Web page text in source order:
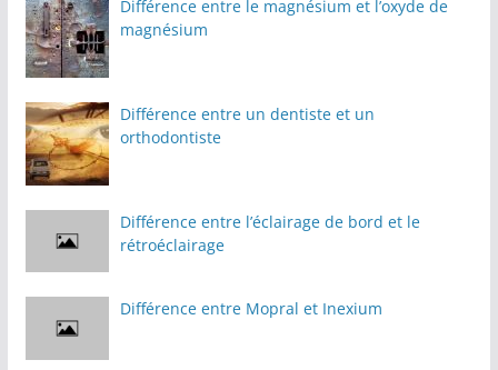
Différence entre le magnésium et l’oxyde de
magnésium
Différence entre un dentiste et un
orthodontiste
Différence entre l’éclairage de bord et le
rétroéclairage
Différence entre Mopral et Inexium